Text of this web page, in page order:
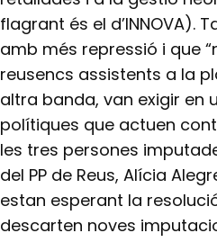
flagrant és el d’INNOVA).
amb més repressió i que
reusencs assistents a la
altra banda, van exigir en
polítiques que actuen
les tres persones
del PP de Reus, Alícia
estan esperant la
descarten noves